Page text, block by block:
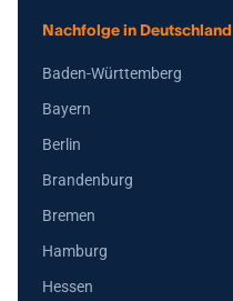
Nachfolge in Deutschland
Baden-Württemberg
Bayern
Berlin
Brandenburg
Bremen
Hamburg
Hessen